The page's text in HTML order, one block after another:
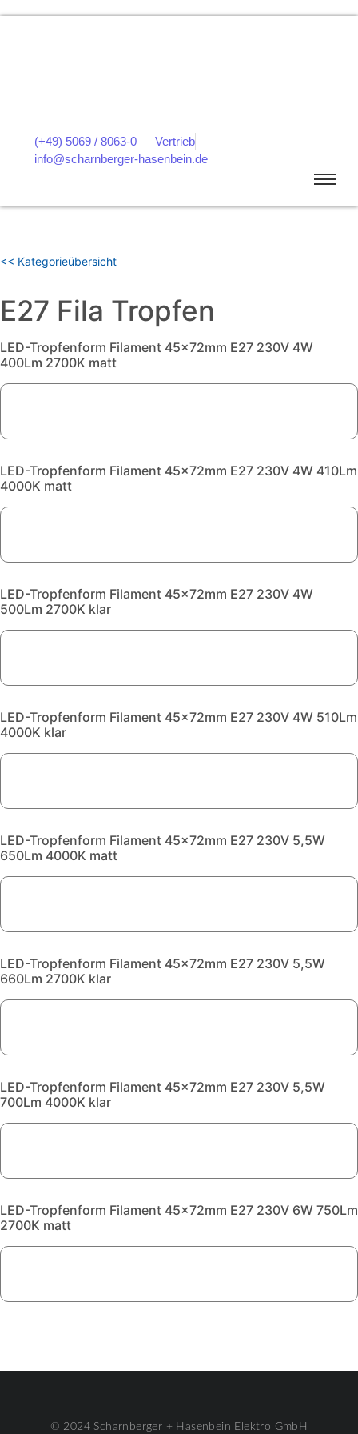
(+49) 5069 / 8063-0
Vertrieb
info@scharnberger-hasenbein.de
<< Kategorieübersicht
E27 Fila Tropfen
LED-Tropfenform Filament 45x72mm E27 230V 4W
400Lm 2700K matt
LED-Tropfenform Filament 45x72mm E27 230V 4W 410Lm
4000K matt
LED-Tropfenform Filament 45x72mm E27 230V 4W
500Lm 2700K klar
LED-Tropfenform Filament 45x72mm E27 230V 4W 510Lm
4000K klar
LED-Tropfenform Filament 45x72mm E27 230V 5,5W
650Lm 4000K matt
LED-Tropfenform Filament 45x72mm E27 230V 5,5W
660Lm 2700K klar
LED-Tropfenform Filament 45x72mm E27 230V 5,5W
700Lm 4000K klar
LED-Tropfenform Filament 45x72mm E27 230V 6W 750Lm
2700K matt
© 2024 Scharnberger + Hasenbein Elektro GmbH